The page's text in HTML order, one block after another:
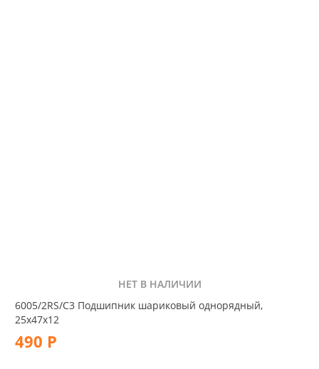
НЕТ В НАЛИЧИИ
6005/2RS/C3 Подшипник шариковый однорядный,
25x47x12
490 Р